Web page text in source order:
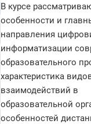
В курсе
особенности и
направления
информатизации
образовательного
характеристика
взаимодействий в
образовательной
особенностей